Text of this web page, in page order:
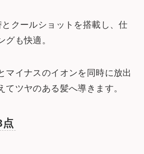
クールショットを搭載し、仕
グも快適。
マイナスのイオンを同時に放出
てツヤのある髪へ導きます。
点